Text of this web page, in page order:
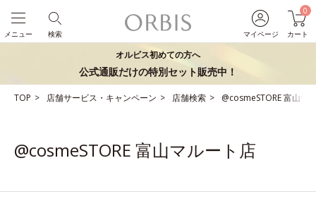
マイページ
0
カート
検索
メニュー
オルビス初めての方へ
公式通販だけの特別セット販売中！
TOP 店舗サービス・キャンペーン 店舗検索 @cosmeSTORE 富山マ
@cosmeSTORE 富山マルート店